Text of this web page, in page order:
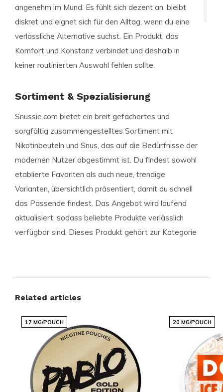
angenehm im Mund. Es fühlt sich dezent an, bleibt
diskret und eignet sich für den Alltag, wenn du eine
verlässliche Alternative suchst. Ein Produkt, das
Komfort und Konstanz verbindet und deshalb in
keiner routinierten Auswahl fehlen sollte.
Sortiment & Spezialisierung
Snussie.com bietet ein breit gefächertes und
sorgfältig zusammengestelltes Sortiment mit
Nikotinbeuteln und Snus, das auf die Bedürfnisse der
modernen Nutzer abgestimmt ist. Du findest sowohl
etablierte Favoriten als auch neue, trendige
Varianten, übersichtlich präsentiert, damit du schnell
das Passende findest. Das Angebot wird laufend
aktualisiert, sodass beliebte Produkte verlässlich
verfügbar sind. Dieses Produkt gehört zur Kategorie
Vorteile für Kunden
Lieferungen
Ein preislich attraktives Sortiment mit beliebten
Marken
Regelmäßig neue Varianten und Sorten
verfügbar
Related articles
17 MG/POUCH 20 MG/POUCH